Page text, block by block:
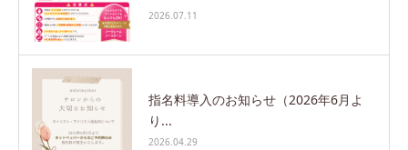
2026.07.11
指名料導入のお知らせ（2026年6月よ
り...
2026.04.29